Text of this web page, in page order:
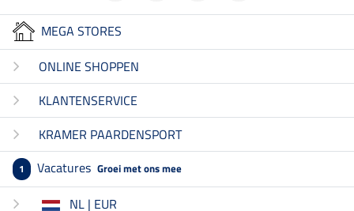
MEGA STORES
ONLINE SHOPPEN
KLANTENSERVICE
KRAMER PAARDENSPORT
1 Vacatures Groei met ons mee
NL | EUR